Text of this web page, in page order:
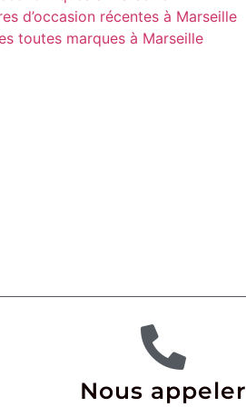
d’occasion récentes à Marseille
toutes marques à Marseille
Nous appeler